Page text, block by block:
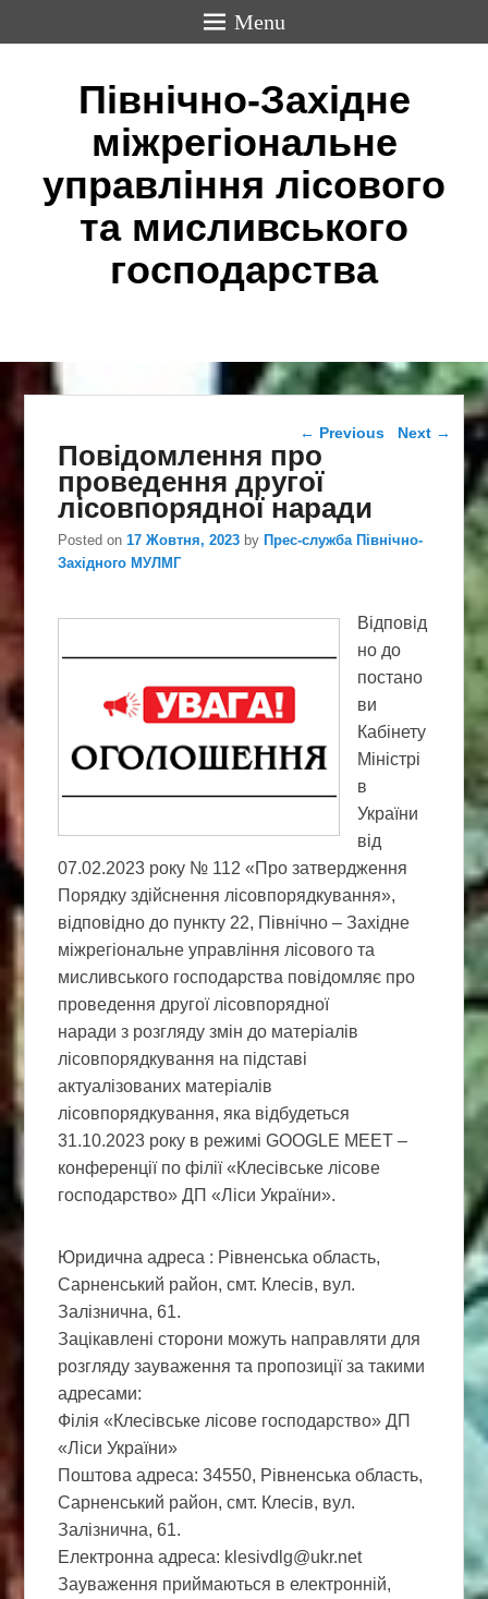
Menu
Північно-Західне
міжрегіональне
управління лісового
та мисливського
господарства
Post navigation
← Previous Next →
Повідомлення про
проведення другої
лісовпорядної наради
Posted on17 Жовтня, 2023 byПрес-служба Північно-
Західного МУЛМГ
Відповід
но до
постано
ви
Кабінету
Міністрі
в
України
від
07.02.2023 року № 112 «Про затвердження
Порядку здійснення лісовпорядкування»,
відповідно до пункту 22, Північно – Західне
міжрегіональне управління лісового та
мисливського господарства повідомляє про
проведення другої лісовпорядної
наради з розгляду змін до матеріалів
лісовпорядкування на підставі
актуалізованих матеріалів
лісовпорядкування, яка відбудеться
31.10.2023 року в режимі GOOGLE MEET –
конференції по філії «Клесівське лісове
господарство» ДП «Ліси України».
Юридична адреса : Рівненська область,
Сарненський район, смт. Клесів, вул.
Залізнична, 61.
Зацікавлені сторони можуть направляти для
розгляду зауваження та пропозиції за такими
адресами:
Філія «Клесівське лісове господарство» ДП
«Ліси України»
Поштова адреса: 34550, Рівненська область,
Сарненський район, смт. Клесів, вул.
Залізнична, 61.
Електронна адреса: klesivdlg@ukr.net
Зауваження приймаються в електронній,